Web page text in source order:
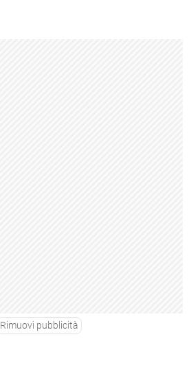
Rimuovi pubblicità